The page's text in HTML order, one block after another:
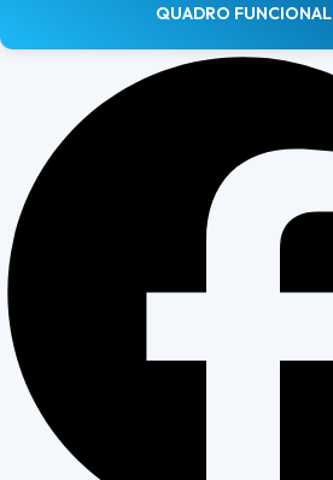
QUADRO FUNCIONAL